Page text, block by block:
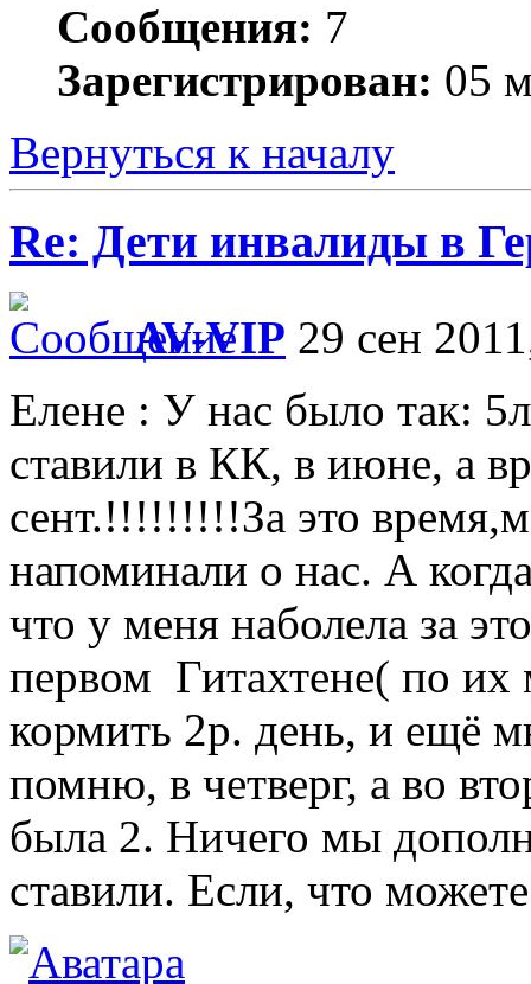
Сообщения: 7
Зарегистрирован: 05
Вернуться к началу
Re: Дети инвалиды в
AV-VIP 29 сен
Елене : У нас было так:
ставили в КК, в июне, а
сент.!!!!!!!!!За это
напоминали о нас. А
что у меня наболела за
первом Гитахтене( по
кормить 2р. день, и ещё
помню, в четверг, а во
была 2. Ничего мы
ставили. Если, что